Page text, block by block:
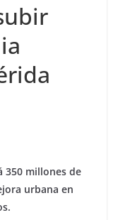
350 millones de
urbana en